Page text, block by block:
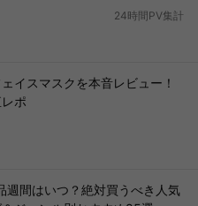
24時間PV集計
ェイスマスクを本音レビュー！
ポ
週間はいつ？絶対買うべき人気